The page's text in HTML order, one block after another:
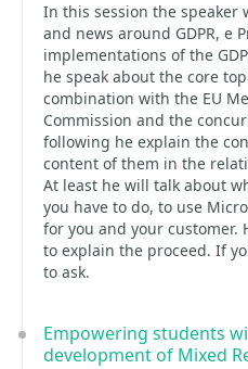
In this session the
and news around GDPR, e
implementations of the
he speak about the core
combination with the EU
Commission and the
following he explain the
content of them in the
At least he will talk about
you have to do, to use
for you and your customer.
to explain the proceed. If
to ask.
Empowering students
development of Mixed